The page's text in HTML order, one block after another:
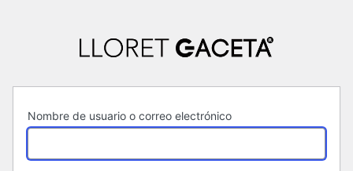
Nombre de usuario o correo electrónico